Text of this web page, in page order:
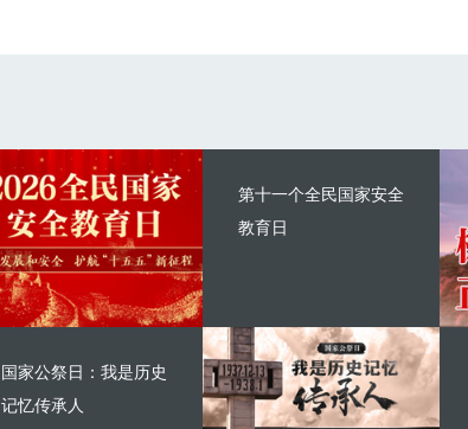
第十一个全民国家安全
教育日
国家公祭日：我是历史
记忆传承人